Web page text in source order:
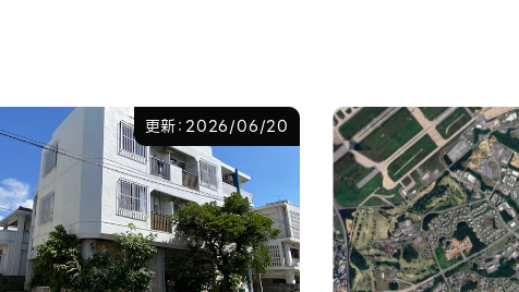
更新：2026/06/20